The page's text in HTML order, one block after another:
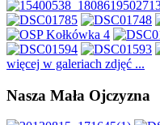
więcej w galeriach zdjęć ...
Nasza Mała Ojczyzna